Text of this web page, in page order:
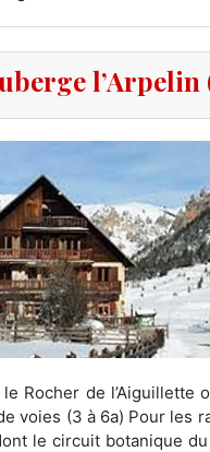
l’Arpelin
Rocher de l’Aiguillette
voies (3 à 6a) Pour les
le circuit botanique